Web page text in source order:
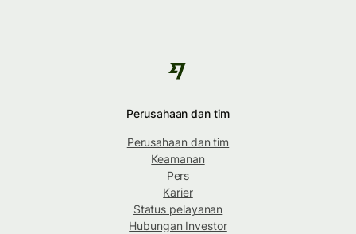
Perusahaan dan tim
Perusahaan dan tim
Keamanan
Pers
Karier
Status pelayanan
Hubungan Investor